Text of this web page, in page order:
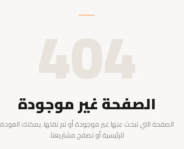
404
الصفحة غير موجودة
الصفحة التي تبحث عنها غير موجودة أو تم نقلها. يمكنك العودة
للرئيسية أو تصفح مشاريعنا.